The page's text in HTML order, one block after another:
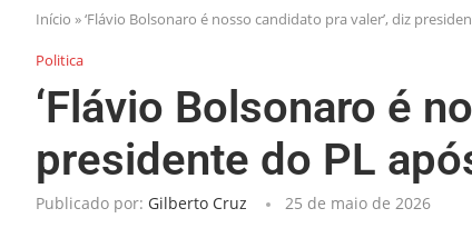
Início »‘Flávio Bolsonaro é nosso candidato pra valer’, diz
Politica
‘Flávio Bolsonaro é
presidente do PL
Publicado por: Gilberto Cruz 25 de maio de 2026